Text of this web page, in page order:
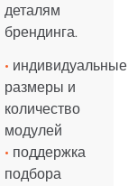
деталям
брендинга.
• индивидуальные
размеры и
количество
модулей
• поддержка
подбора